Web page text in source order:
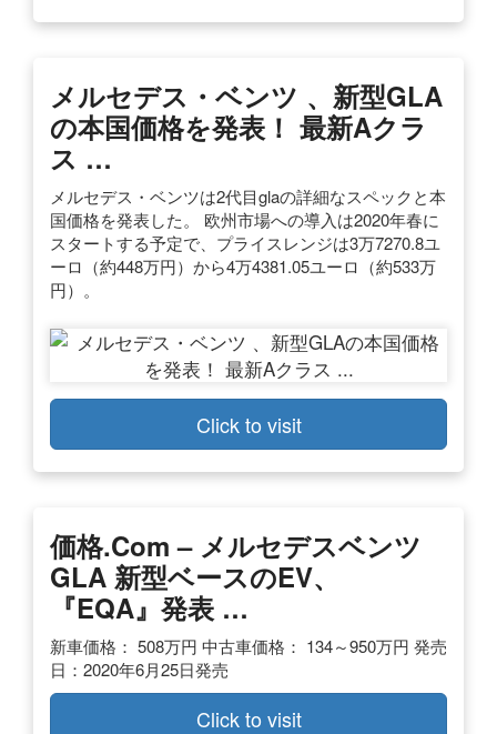
メルセデス・ベンツ 、新型GLA
の本国価格を発表！ 最新Aクラ
ス …
メルセデス・ベンツは2代目glaの詳細なスペックと本
国価格を発表した。 欧州市場への導入は2020年春に
スタートする予定で、プライスレンジは3万7270.8ユ
ーロ（約448万円）から4万4381.05ユーロ（約533万
円）。
Click to visit
価格.com – メルセデスベンツ
GLA 新型ベースのEV、
『EQA』発表 …
新車価格： 508万円 中古車価格： 134～950万円 発売
日：2020年6月25日発売
Click to visit